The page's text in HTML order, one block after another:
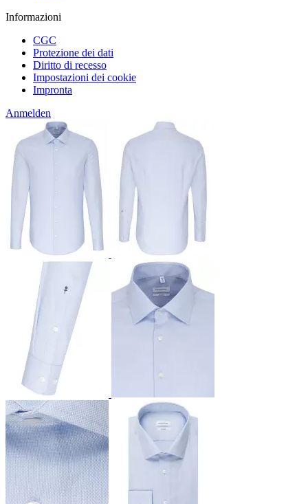
Informazioni
CGC
Protezione dei dati
Diritto di recesso
Impostazioni dei cookie
Impronta
Anmelden